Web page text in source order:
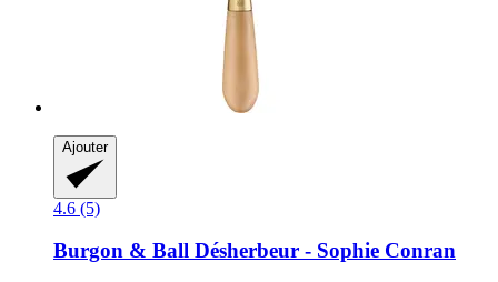
Ajouter
4.6 (5)
Burgon & Ball Désherbeur -​ Sophie Conran